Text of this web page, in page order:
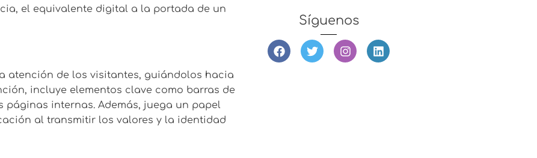
el equivalente digital a la portada de un
atención de los visitantes, guiándolos hacia
incluye elementos clave como barras de
internas. Además, juega un papel
al transmitir los valores y la identidad
Síguenos